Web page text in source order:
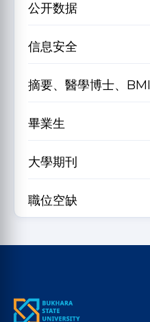
公开数据
信息安全
摘要、醫學博士、BMI
畢業生
大學期刊
職位空缺